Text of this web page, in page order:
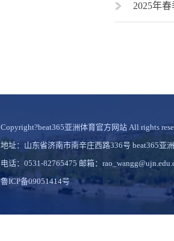
2025年
Copyright?beat365亚洲体育官方网站 All rights
地址：山东省济南市南辛庄西路336号 beat365亚
电话：0531-82765475 邮箱：
鲁ICP备09051414号